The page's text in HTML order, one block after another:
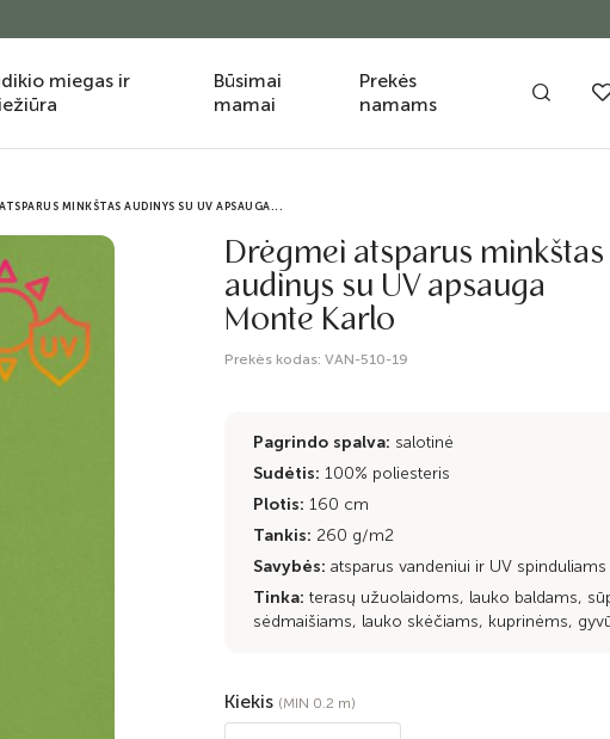
miegas ir
Būsimai
mamai
Prekės
namams
MINKŠTAS AUDINYS SU UV APSAUGA...
Drėgmei atsparus minkštas
audinys su UV apsauga
Monte Karlo
Prekės kodas: VAN-510-19
Pagrindo spalva: salotinė
Sudėtis: 100% poliesteris
Plotis: 160 cm
Tankis: 260 g/m2
Savybės: atsparus vandeniui ir UV spinduliams
Tinka: terasų užuolaidoms, lauko baldams,
sėdmaišiams, lauko skėčiams, kuprinėms,
Kiekis (MIN 0.2 m)